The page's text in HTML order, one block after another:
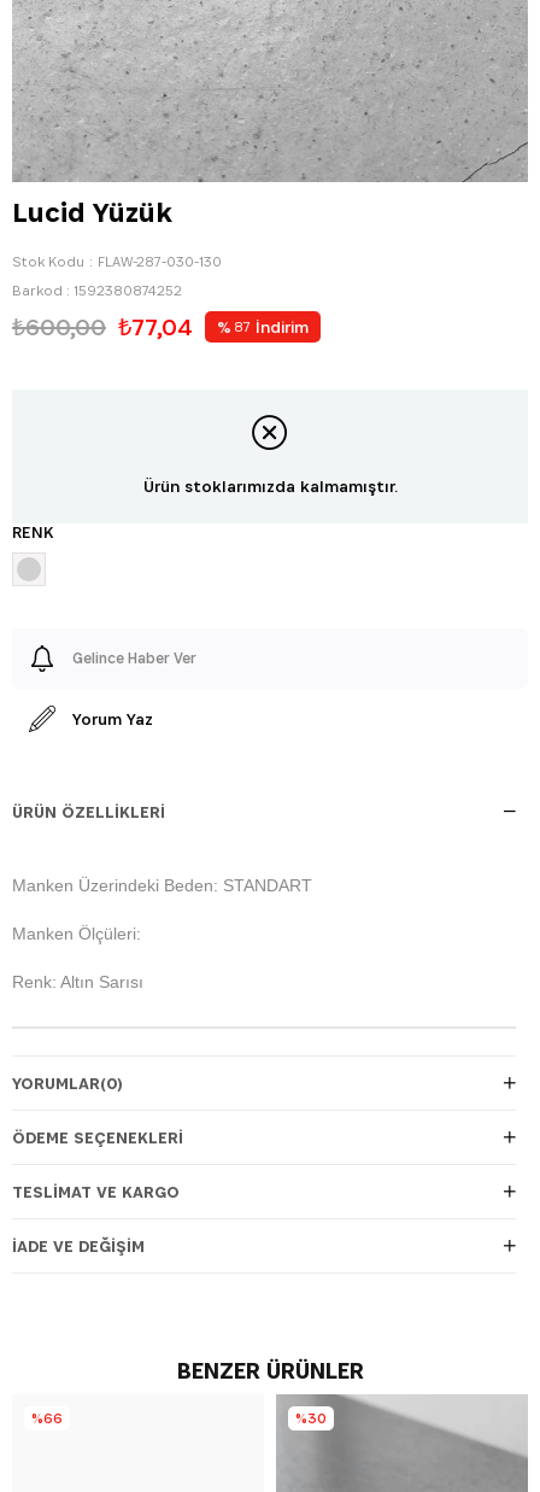
Lucid Yüzük
Stok Kodu
FLAW-287-030-130
Barkod : 1592380874252
₺600,00 ₺77,04 % 87 İndirim
Ürün stoklarımızda kalmamıştır.
RENK
Gelince Haber Ver
Yorum Yaz
ÜRÜN ÖZELLIKLERI
Manken Üzerindeki Beden: STANDART
Manken Ölçüleri:
Renk: Altın Sarısı
YORUMLAR(0)
ÖDEME SEÇENEKLERI
TESLIMAT VE KARGO
İADE VE DEĞIŞIM
BENZER ÜRÜNLER
%66 %30